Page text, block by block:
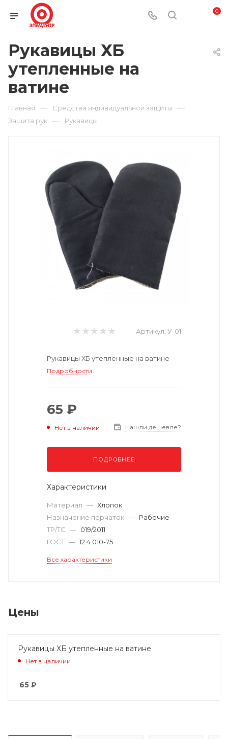
0
Рукавицы ХБ
утепленные на
ватине
Главная — Средства индивидуальной защиты —
Защита рук — Рукавицы
Артикул: У-01
Рукавицы ХБ утепленные на ватине
Подробности
65 ₽
Нет в наличии Нашли дешевле?
ПОДРОБНЕЕ
Характеристики
Материал — Хлопок
Назначение перчаток — Рабочие
ТР/ТС — 019/2011
ГОСТ — 12.4.010-75
Все характеристики
Цены
Рукавицы ХБ утепленные на ватине
Нет в наличии
65 ₽